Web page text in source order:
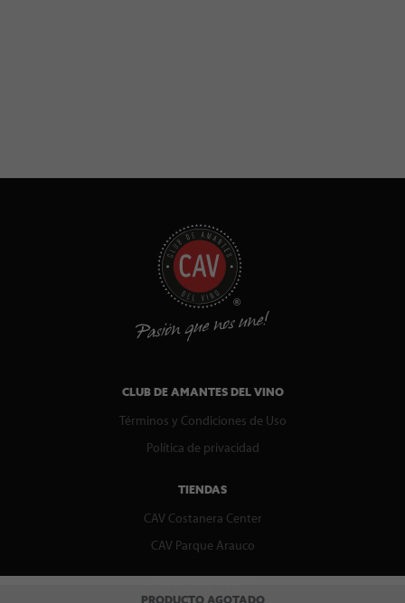
CLUB DE AMANTES DEL VINO
Términos y Condiciones de Uso
Política de privacidad
TIENDAS
CAV Costanera Center
CAV Parque Arauco